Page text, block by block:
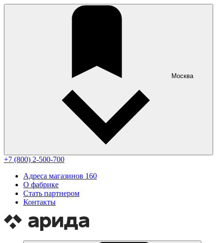
Москва
+7 (800) 2-500-700
Адреса магазинов 160
О фабрике
Стать партнером
Контакты